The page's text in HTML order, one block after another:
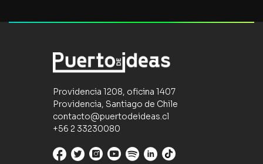
Providencia 1208, oficina 1407
Providencia, Santiago de Chile
contacto@puertodeideas.cl
+56 2 33230080